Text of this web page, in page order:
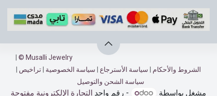
Musalli Jewelry ©
الشروط والأحكام
سياسة الأسترجاع​​ سياسة الخصوصية تراخيص
سياسة الشحن والتوصيل
مشغل بواسطة - رقم واحد التجارة الإلكترونية مفتوحة